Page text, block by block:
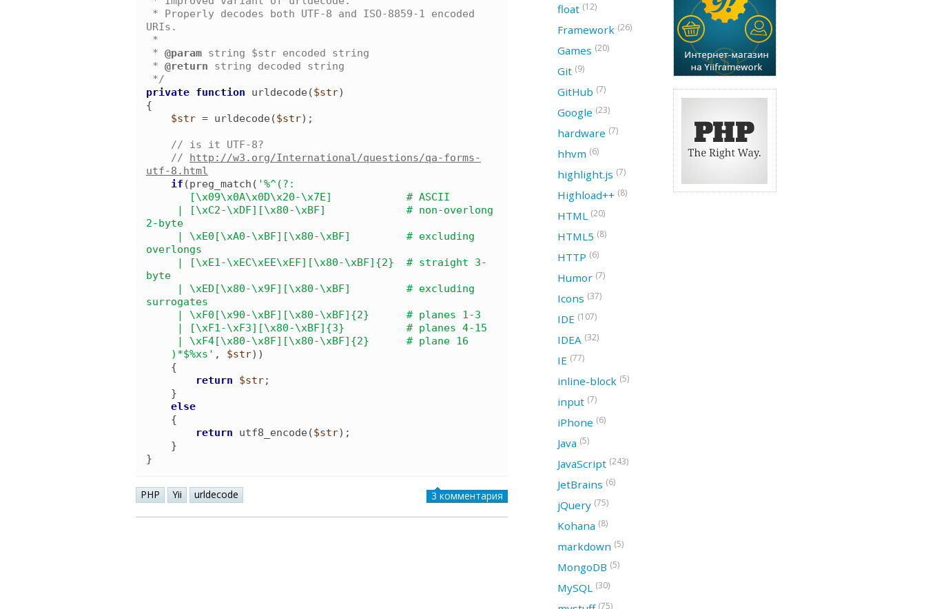
URIs.
* @param string $str encoded string
* @return string decoded string
*/
private function urldecode($str)
{
$str = urldecode($str) ;
// is it UTF-8?
//
http://w3.org/International/questions/qa-forms-
utf-8.html
if (preg_match ( '%^(?:
2-byte
overlongs
byte
surrogates
    )*$%xs
' , $str) )
{
return
$str;
}
else
{
return
utf8_encode($str) ;
}
}
PHP Yii urldecode 3 комментария
float (12)
Framework (26)
Games (20)
Git (9)
GitHub (7)
Google (23)
hardware (7)
hhvm (6)
highlight.js (7)
Highload++ (8)
HTML (20)
HTML5 (8)
HTTP (6)
Humor (7)
Icons (37)
IDE (107)
IDEA (32)
IE (77)
inline-block (5)
input (7)
iPhone (6)
Java (5)
JavaScript (243)
JetBrains (6)
jQuery (75)
Kohana (8)
markdown (5)
MongoDB (5)
MySQL (30)
(75)